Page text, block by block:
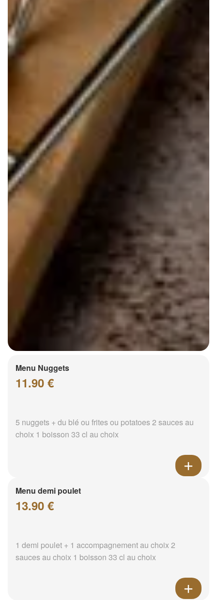
Menu Nuggets
11.90 €
5 nuggets + du blé ou frites ou potatoes 2 sauces au
choix 1 boisson 33 cl au choix
Menu demi poulet
13.90 €
1 demi poulet + 1 accompagnement au choix 2
sauces au choix 1 boisson 33 cl au choix